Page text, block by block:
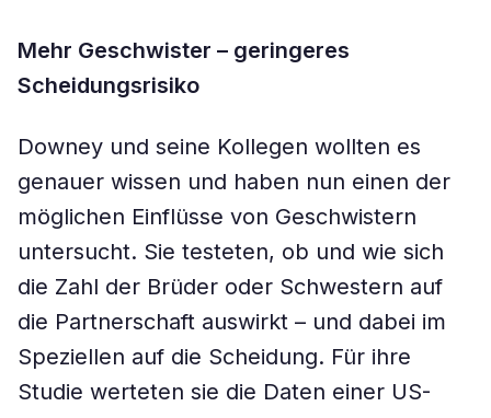
Mehr Geschwister – geringeres
Scheidungsrisiko
Downey und seine Kollegen wollten es
genauer wissen und haben nun einen der
möglichen Einflüsse von Geschwistern
untersucht. Sie testeten, ob und wie sich
die Zahl der Brüder oder Schwestern auf
die Partnerschaft auswirkt – und dabei im
Speziellen auf die Scheidung. Für ihre
Studie werteten sie die Daten einer US-